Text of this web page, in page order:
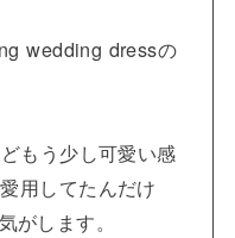
wedding dressの
もう少し可愛い感
用してたんだけ
がします。